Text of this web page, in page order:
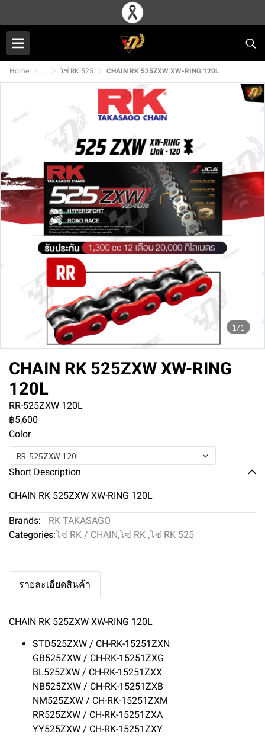
Home ... โซ่ RK 525 CHAIN RK 525ZXW XW-RING 120L
1/1
CHAIN RK 525ZXW XW-RING
120L
RR-525ZXW 120L
฿5,600
Color
RR-525ZXW 120L
Short Description
CHAIN RK 525ZXW XW-RING 120L
Brands:
RK TAKASAGO
Categories:โซ่ RK / CHAIN,โซ่ RK ,โซ่ RK 525
รายละเอียดสินค้า
CHAIN RK 525ZXW XW-RING 120L
STD525ZXW / CH-RK-15251ZXN
GB525ZXW / CH-RK-15251ZXG
BL525ZXW / CH-RK-15251ZXX
NB525ZXW / CH-RK-15251ZXB
NM525ZXW / CH-RK-15251ZXM
RR525ZXW / CH-RK-15251ZXA
YY525ZXW / CH-RK-15251ZXY